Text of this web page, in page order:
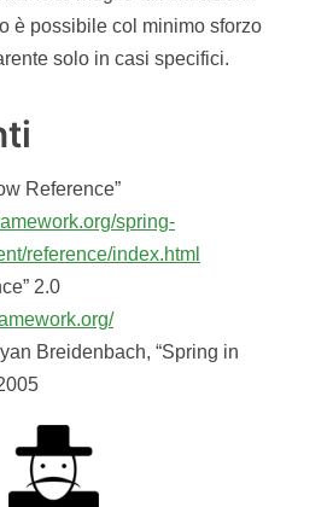
è possibile col minimo sforzo
solo in casi specifici.
Reference”
spring-
reference/index.html
2.0
Breidenbach, “Spring in